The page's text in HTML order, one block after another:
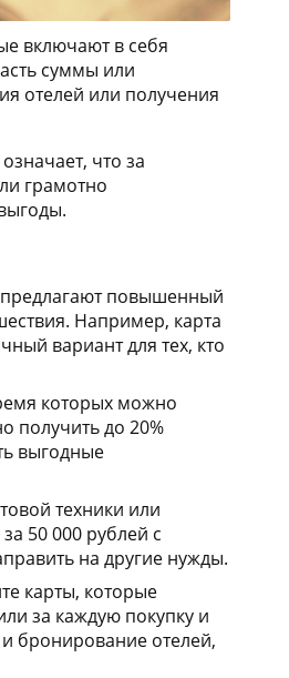
включают в себя
суммы или
отелей или получения
что за
грамотно
повышенный
Например, карта
вариант для тех, кто
которых можно
получить до 20%
выгодные
техники или
50 000 рублей с
на другие нужды.
карты, которые
за каждую покупку и
бронирование отелей,